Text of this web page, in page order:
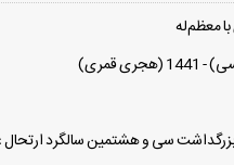
معظم‌له
سی و هشتمین سالگرد ارتحال